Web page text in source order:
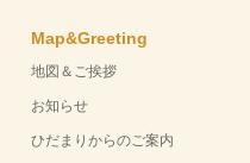
Map&Greeting
地図＆ご挨拶
お知らせ
ひだまりからのご案内